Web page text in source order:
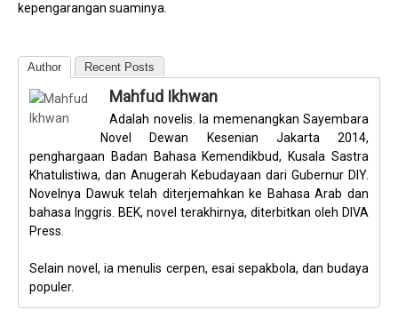
kepengarangan suaminya.
Author Recent Posts
Mahfud Ikhwan
Adalah novelis. Ia memenangkan Sayembara
Novel Dewan Kesenian Jakarta 2014,
penghargaan Badan Bahasa Kemendikbud, Kusala Sastra
Khatulistiwa, dan Anugerah Kebudayaan dari Gubernur DIY.
Novelnya Dawuk telah diterjemahkan ke Bahasa Arab dan
bahasa Inggris. BEK, novel terakhirnya, diterbitkan oleh DIVA
Press.
Selain novel, ia menulis cerpen, esai sepakbola, dan budaya
populer.